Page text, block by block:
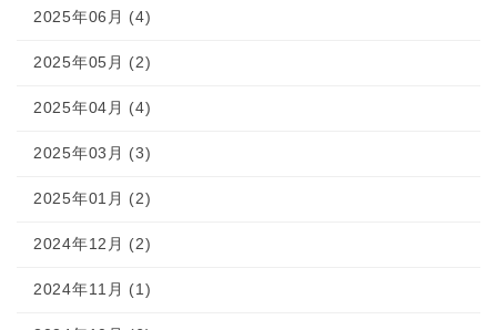
2025年06月 (4)
2025年05月 (2)
2025年04月 (4)
2025年03月 (3)
2025年01月 (2)
2024年12月 (2)
2024年11月 (1)